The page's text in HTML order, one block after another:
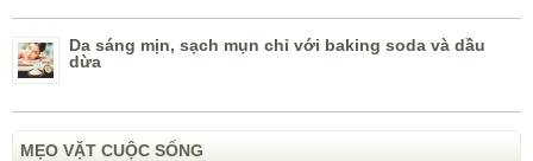
Da sáng mịn, sạch mụn chỉ với baking soda và dầu
dừa
MẸO VẶT CUỘC SỐNG